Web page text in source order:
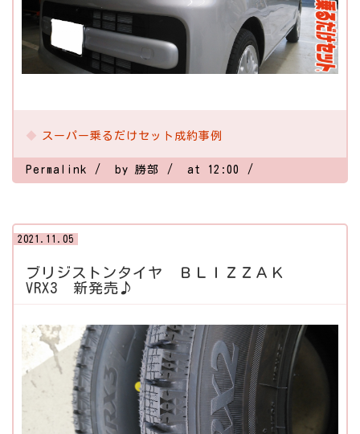
スーパー乗るだけセット成約事例
Permalink by 勝部 at 12:00
2021.11.05
ブリジストンタイヤ ＢＬＩＺＺＡＫ
VRX3 新発売♪